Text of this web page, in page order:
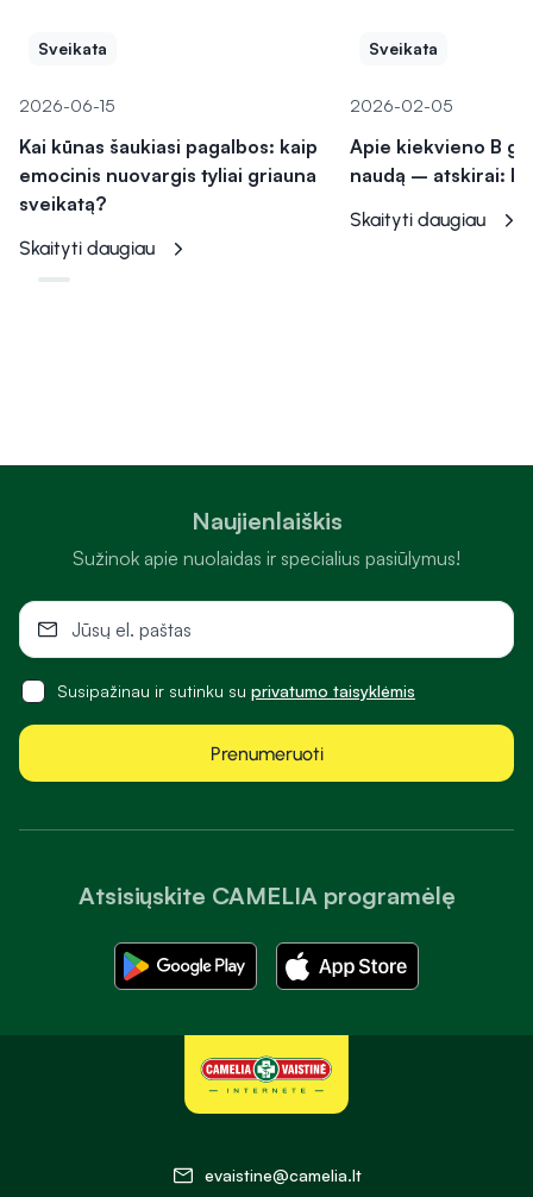
Sveikata
2026-06-15
Kai kūnas šaukiasi pagalbos: kaip
emocinis nuovargis tyliai griauna
sveikatą?
Skaityti daugiau
Sveikata
2026-02-05
Apie kiekvieno B
naudą – atskirai:
Skaityti daugiau
Atsisiųskite CAMELIA programėlę
Naujienlaiškis
Sužinok apie nuolaidas ir specialius pasiūlymus!
Susipažinau ir sutinku su privatumo taisyklėmis
Prenumeruoti
evaistine@camelia.lt